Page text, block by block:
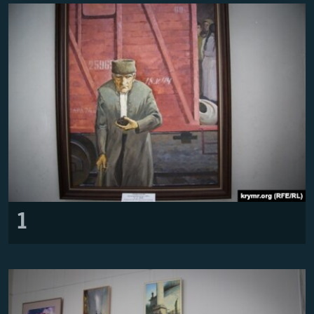
ВІДЕОУРОКИ «ELIFBE»
СВІДЧЕННЯ ОКУПАЦІЇ
УКРАЇНСЬКА ПРОБЛЕМА КРИМУ
ІНФОГРАФІКА
Усі сайти RFE/RL
1